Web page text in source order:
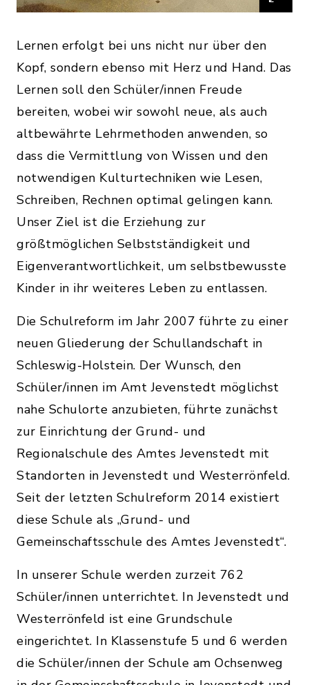
Lernen erfolgt bei uns nicht nur über den
Kopf, sondern ebenso mit Herz und Hand. Das
Lernen soll den Schüler/innen Freude
bereiten, wobei wir sowohl neue, als auch
altbewährte Lehrmethoden anwenden, so
dass die Vermittlung von Wissen und den
notwendigen Kulturtechniken wie Lesen,
Schreiben, Rechnen optimal gelingen kann.
Unser Ziel ist die Erziehung zur
größtmöglichen Selbstständigkeit und
Eigenverantwortlichkeit, um selbstbewusste
Kinder in ihr weiteres Leben zu entlassen.
Die Schulreform im Jahr 2007 führte zu einer
neuen Gliederung der Schullandschaft in
Schleswig-Holstein. Der Wunsch, den
Schüler/innen im Amt Jevenstedt möglichst
nahe Schulorte anzubieten, führte zunächst
zur Einrichtung der Grund- und
Regionalschule des Amtes Jevenstedt mit
Standorten in Jevenstedt und Westerrönfeld.
Seit der letzten Schulreform 2014 existiert
diese Schule als „Grund- und
Gemeinschaftsschule des Amtes Jevenstedt“.
In unserer Schule werden zurzeit 762
Schüler/innen unterrichtet. In Jevenstedt und
Westerrönfeld ist eine Grundschule
eingerichtet. In Klassenstufe 5 und 6 werden
die Schüler/innen der Schule am Ochsenweg